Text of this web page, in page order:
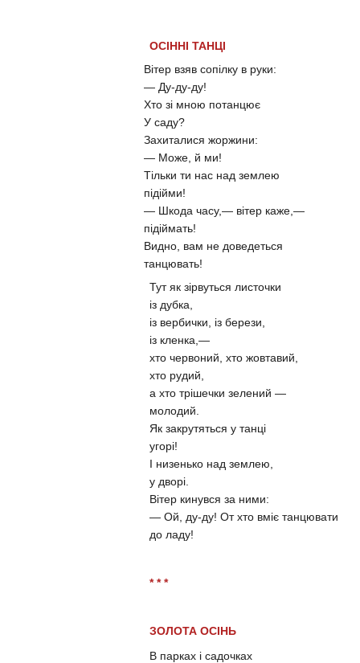
ОСІННІ ТАНЦІ
Вітер взяв сопілку в руки:
— Ду-ду-ду!
Хто зі мною потанцює
У саду?
Захиталися жоржини:
— Може, й ми!
Тільки ти нас над землею
підійми!
— Шкода часу,— вітер каже,—
підіймать!
Видно, вам не доведеться
танцювать!
Тут як зірвуться листочки
із дубка,
із вербички, із берези,
із кленка,—
хто червоний, хто жовтавий,
хто рудий,
а хто трішечки зелений —
молодий.
Як закрутяться у танці
угорі!
І низенько над землею,
у дворі.
Вітер кинувся за ними:
— Ой, ду-ду! От хто вміє танцювати
до ладу!
* * *
ЗОЛОТА ОСІНЬ
В парках і садочках